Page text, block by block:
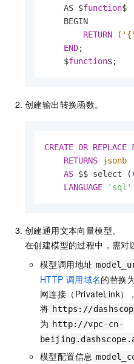
    AS $
function$
    BEGIN
RETURN
END;
    $
function$;
创建输出转换函数。
CREATE OR REPLACE
RETURNS
jsonb
AS $$ select
LANGUAGE
'sql'
创建通用文本向量模型。
在创建模型的过程中，需对
模型调用地址
HTTP 调用域名的替换
网连接（PrivateLink）
将 https://
为 http://vpc-cn-
模型配置信息